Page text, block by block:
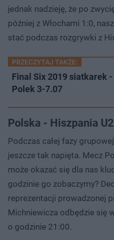
jednak nadzieję, że po
później z Włochami 1:0,
stać podczas rozgrywki z
PRZECZYTAJ TAKŻE:
Final Six 2019 siatkarek
Polek 3-7.07
Polska - Hiszpania
Podczas całej fazy
jeszcze tak napięta. Mecz
może okazać się dla nas
godzinie go zobaczymy?
reprezentacji prowadzonej
Michniewicza odbędzie się
o godzinie 21:00.